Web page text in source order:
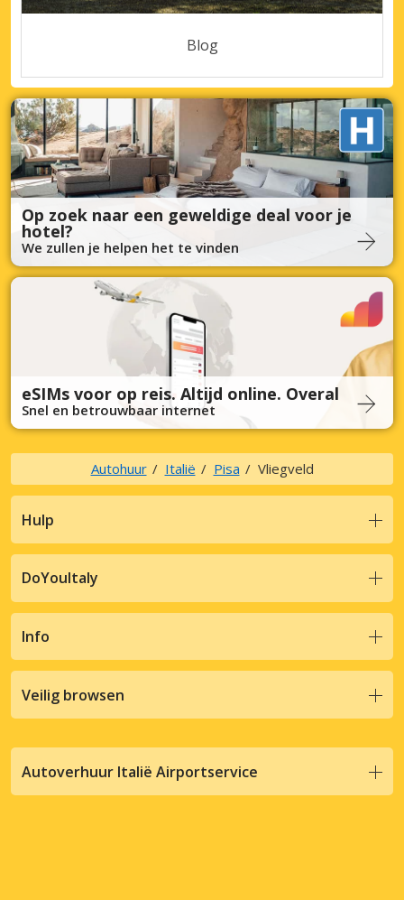
Blog
Op zoek naar een geweldige deal voor je
hotel?
We zullen je helpen het te vinden
eSIMs voor op reis. Altijd online. Overal
Snel en betrouwbaar internet
Autohuur Italië Pisa Vliegveld
Hulp
DoYouItaly
Info
Veilig browsen
Autoverhuur Italië Airportservice